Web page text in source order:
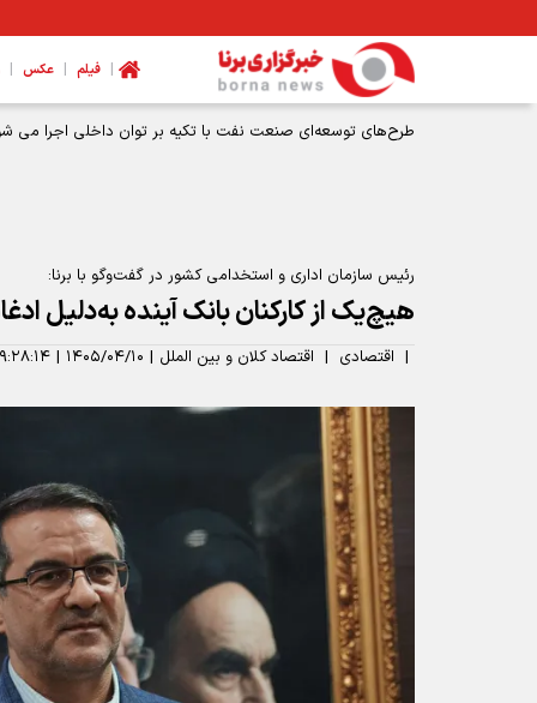
| فیلم | عکس |
طرح‌های توسعه‌ای صنعت نفت با تکیه بر توان داخلی اجرا می
رئیس سازمان اداری و استخدامی کشور در گفت‌و‌گو با برنا:
هیچ‌یک از کارکنان بانک آینده به‌دلیل
| اقتصادی | اقتصاد کلان و بین الملل | ۱۴۰۵/۰۴/۱۰ |